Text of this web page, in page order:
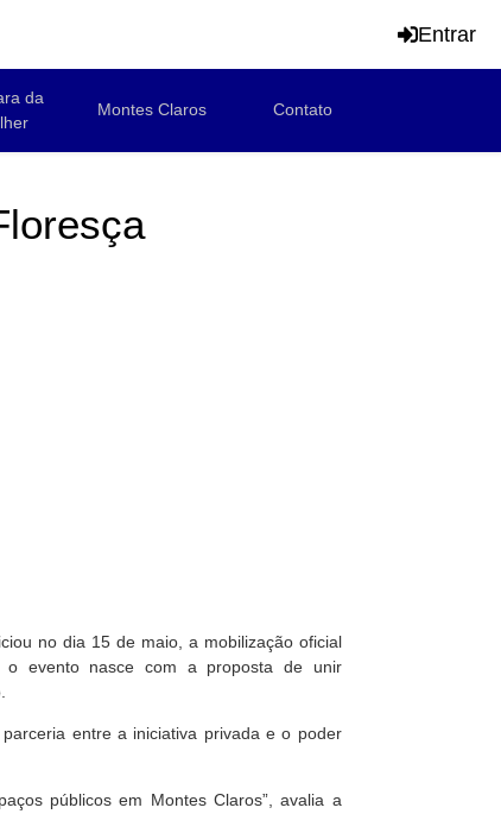
Entrar
da
Montes Claros Contato
no dia 15 de maio, a mobilização oficial
o evento nasce com a proposta de unir
entre a iniciativa privada e o poder
públicos em Montes Claros”, avalia a